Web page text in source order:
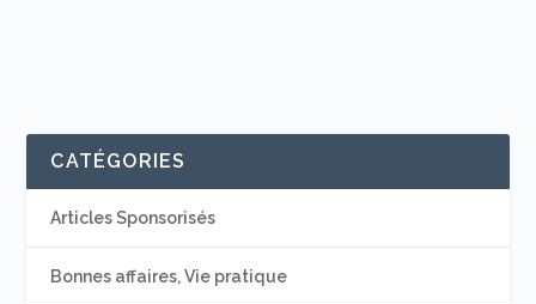
CATÉGORIES
Articles Sponsorisés
Bonnes affaires, Vie pratique